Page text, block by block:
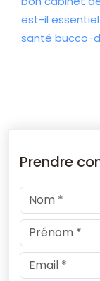
est-il
santé bucco-
Prendre